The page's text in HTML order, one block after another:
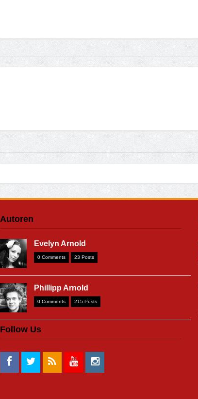
Autoren
Evelyn Arnold
0 Comments 23 Posts
Phillipp Arnold
0 Comments 215 Posts
Follow Us